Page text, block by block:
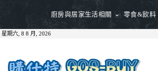
廚房與居家生活相關 零食&飲料
星期六, 8 8 月, 2026